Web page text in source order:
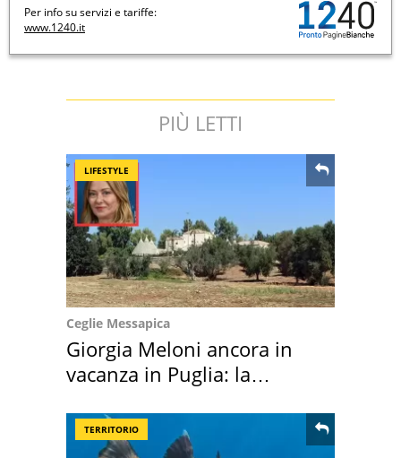
Per info su servizi e tariffe:
www.1240.it
PIÙ LETTI
LIFESTYLE
Ceglie Messapica
Giorgia Meloni ancora in
vacanza in Puglia: la
TERRITORIO